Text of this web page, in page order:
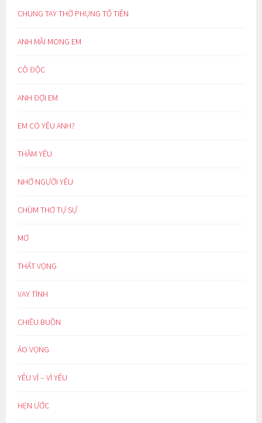
CHUNG TAY THỜ PHỤNG TỔ TIÊN
ANH MÃI MONG EM
CÔ ĐỘC
ANH ĐỢI EM
EM CÓ YÊU ANH?
THẦM YÊU
NHỚ NGƯỜI YÊU
CHÙM THƠ TỰ SỰ
MƠ
THẤT VỌNG
VAY TÌNH
CHIỀU BUỒN
ẢO VỌNG
YÊU VÌ – VÌ YÊU
HẸN ƯỚC